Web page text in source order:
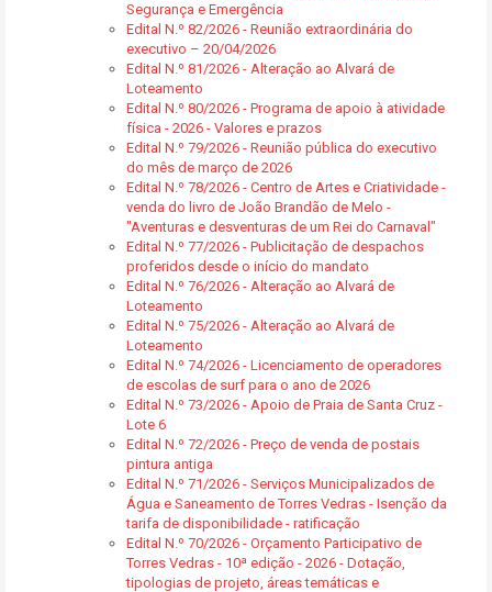
Segurança e Emergência
Edital N.º 82/2026 - Reunião extraordinária do
executivo – 20/04/2026
Edital N.º 81/2026 - Alteração ao Alvará de
Loteamento
Edital N.º 80/2026 - Programa de apoio à atividade
física - 2026 - Valores e prazos
Edital N.º 79/2026 - Reunião pública do executivo
do mês de março de 2026
Edital N.º 78/2026 - Centro de Artes e Criatividade -
venda do livro de João Brandão de Melo -
"Aventuras e desventuras de um Rei do Carnaval"
Edital N.º 77/2026 - Publicitação de despachos
proferidos desde o início do mandato
Edital N.º 76/2026 - Alteração ao Alvará de
Loteamento
Edital N.º 75/2026 - Alteração ao Alvará de
Loteamento
Edital N.º 74/2026 - Licenciamento de operadores
de escolas de surf para o ano de 2026
Edital N.º 73/2026 - Apoio de Praia de Santa Cruz -
Lote 6
Edital N.º 72/2026 - Preço de venda de postais
pintura antiga
Edital N.º 71/2026 - Serviços Municipalizados de
Água e Saneamento de Torres Vedras - Isenção da
tarifa de disponibilidade - ratificação
Edital N.º 70/2026 - Orçamento Participativo de
Torres Vedras - 10ª edição - 2026 - Dotação,
tipologias de projeto, áreas temáticas e